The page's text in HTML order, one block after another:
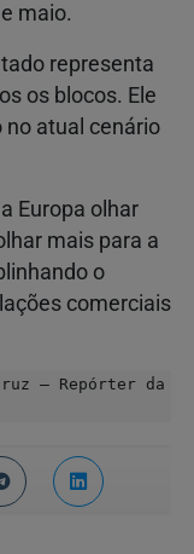
maio.
representa
os blocos. Ele
no atual cenário
Europa olhar
mais para a
o
comerciais
– Repórter da